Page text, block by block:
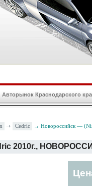
Краснодарского
Cedric → Новороссийск —
2010г.,